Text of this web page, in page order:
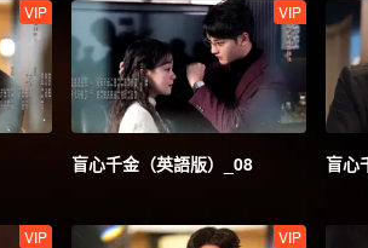
VIP VIP
盲心千金（英語版）_08 盲心
VIP VIP